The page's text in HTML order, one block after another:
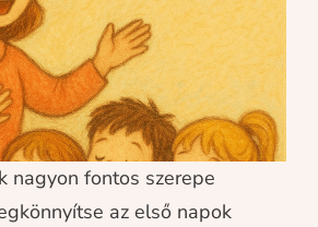
nagyon fontos szerepe
az első napok